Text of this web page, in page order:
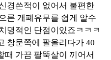
경쓴적이 없어서 불편한
론 개폐유무를 쉽게 알수
명적인 단점이있죠ㅋㅋㅋ
창문쪽에 팔올리다가 40
때 가끔 팔뚝살이 끼어서